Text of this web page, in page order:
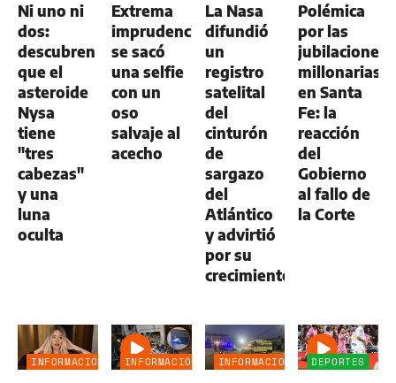
Ni uno ni
dos:
descubren
que el
asteroide
Nysa
tiene
"tres
cabezas"
y una
luna
oculta
Extrema
imprudencia:
se sacó
una selfie
con un
oso
salvaje al
acecho
La Nasa
difundió
un
registro
satelital
del
cinturón
de
sargazo
del
Atlántico
y advirtió
por su
crecimiento
AGRO
Polémica
por las
jubilaciones
millonarias
en Santa
Fe: la
reacción
del
Gobierno
al fallo de
la Corte
INFORMACIÓN
INFORMACIÓN
INFORMACIÓN
DEPORTES